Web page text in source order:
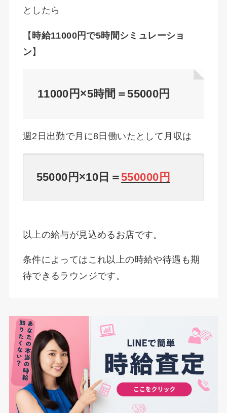
としたら
【 時給11000円で5時間シミュレーショ
ン】
11000円×5時間＝55000円
週2日出勤で月に8日働いたとして月収は
55000円×10日＝550000円
以上の給与が見込めるお店です。
条件によってはこれ以上の時給や待遇も期
待できるラウンジです。